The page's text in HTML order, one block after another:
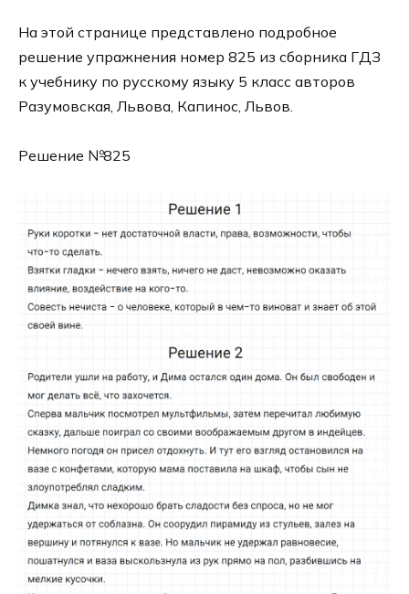
На этой странице представлено подробное
решение упражнения номер 825 из сборника ГДЗ
к учебнику по русскому языку 5 класс авторов
Разумовская, Львова, Капинос, Львов.
Решение №825